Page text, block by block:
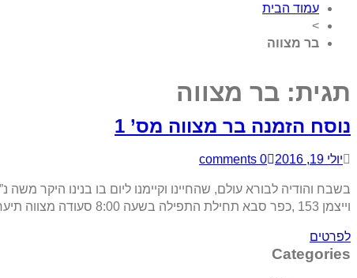
עמוד הבית
>
בר מצווה
תגית: בר מצווה
נוסח הזמנה בר מצווה מס’ 1
יולי 19, 2016 0 comments
וייצמן 153 ,כפר סבא תחילת התפילה בשעה 8:00 סעודה מצווה תיערך מיד לאחר תפילה 10:30 נשמח ונתכבד בהשתתפותכם דוד ומאירה כץ נא אשרו השתתפותכם […]
לפרטים
Categories